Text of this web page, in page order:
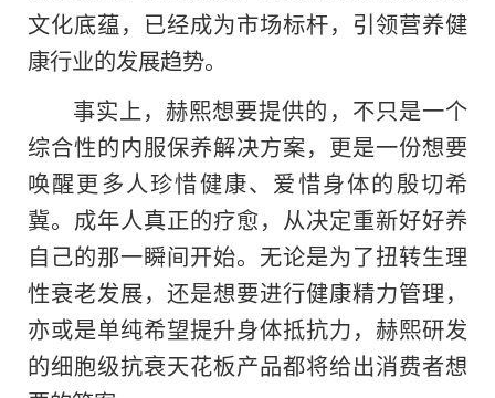
文化底蕴，已经成为市场标杆，引领营养健
康行业的发展趋势。
事实上，赫熙想要提供的，不只是一个
综合性的内服保养解决方案，更是一份想要
唤醒更多人珍惜健康、爱惜身体的殷切希
冀。成年人真正的疗愈，从决定重新好好养
自己的那一瞬间开始。无论是为了扭转生理
性衰老发展，还是想要进行健康精力管理，
亦或是单纯希望提升身体抵抗力，赫熙研发
的细胞级抗衰天花板产品都将给出消费者想